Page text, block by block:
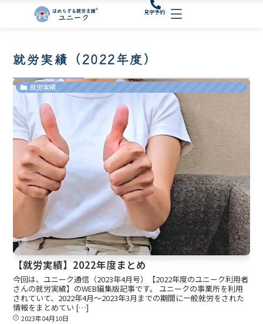
見学予約
就労実績（2022年度）
就労実績
【就労実績】2022年度まとめ
今回は、ユニーク通信（2023年4月号）【2022年度のユニーク利用者
さんの就労実績】のWEB編集版記事です。 ユニークの事業所を利用
されていて、2022年4月～2023年3月までの期間に一般就労をされた
情報をまとめてい […]
2023年04月10日